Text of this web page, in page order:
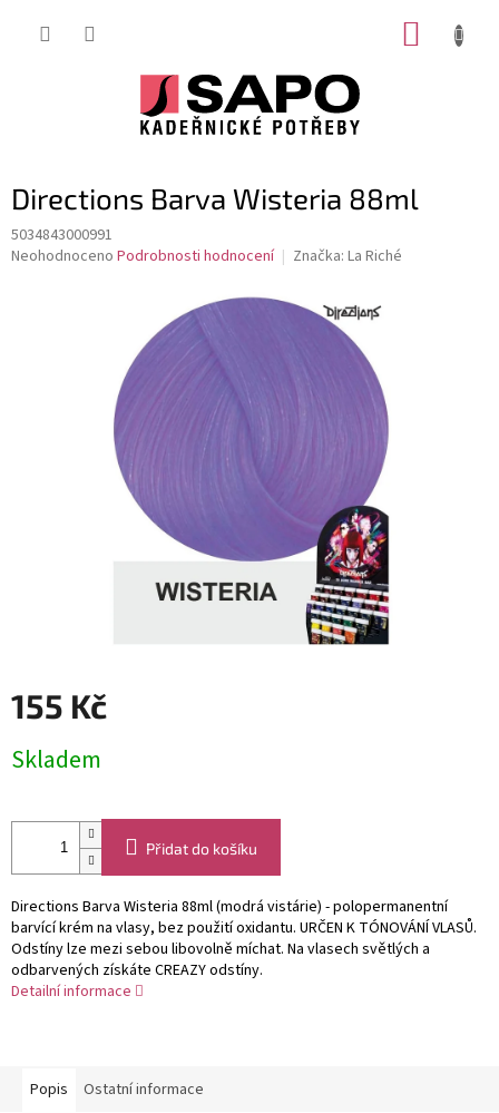
Directions Barva Wisteria 88ml
5034843000991
Průměrné
Neohodnoceno Podrobnosti hodnocení Značka: La Riché
155 Kč
cena:
Skladem
Přidat do košíku
Directions Barva Wisteria 88ml (modrá vistárie) - polopermanentní
barvící krém na vlasy, bez použití oxidantu. URČEN K TÓNOVÁNÍ VLASŮ.
Odstíny lze mezi sebou libovolně míchat. Na vlasech světlých a
odbarvených získáte CREAZY odstíny.
Detailní informace
Popis Ostatní informace